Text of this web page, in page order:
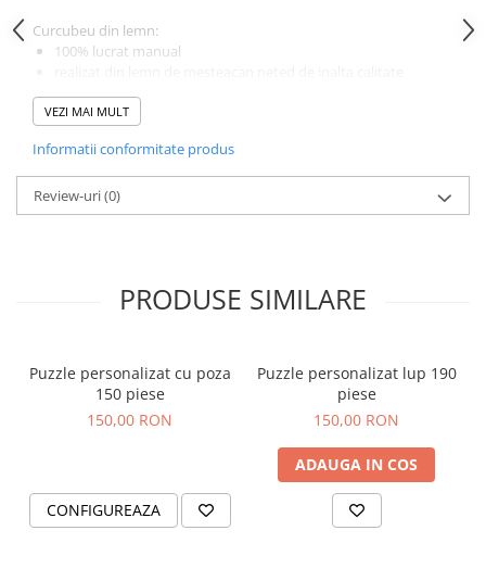
Globuri de Birou
Agende A5
Planner / Jurnal
Articole pentru Casa Personalizate
Calendare Personalizate
Tablouri Personalizate
Brichete Personalizate
Produse personalizate HORECA
Jucarii din lemn
Shadow daggers
Curcubeu din lemn:
100% lucrat manual
vopsele non-toxice utilizate pentru siguranta si netezime
durabil si se potriveste perfect pentru a dezvolta abilitatile
culori stralucitoare frumoase
jucarie educationala grozava pentru copiii de 4+ ani
dezvolta abilitatile motorii
Textul poate fi personalizat cu numele copilului dumneavoastra.
VEZI MAI MULT
Informatii conformitate produs
Review-uri(0)
PRODUSE SIMILARE
Puzzle personalizat cu poza
150 piese
150,00 RON
CONFIGUREAZA
Puzzle personalizat lup 190
piese
150,00 RON
ADAUGA IN COS